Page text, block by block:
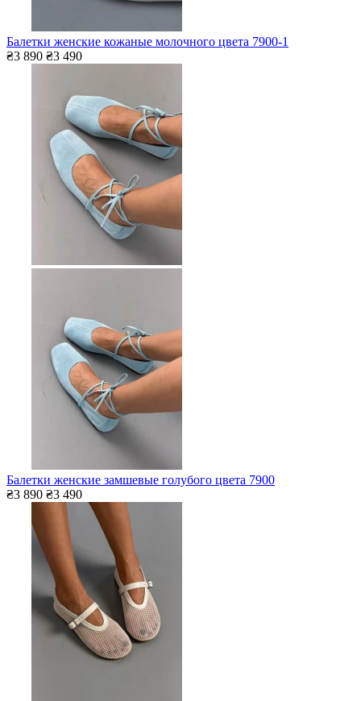
Балетки женские кожаные молочного цвета 7900-1
₴3 890 ₴3 490
Балетки женские замшевые голубого цвета 7900
₴3 890 ₴3 490